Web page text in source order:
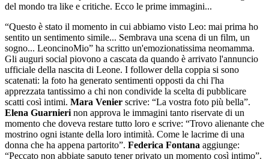
del mondo tra like e critiche. Ecco le prime immagini...
“Questo è stato il momento in cui abbiamo visto Leo: mai prima ho
sentito un sentimento simile... Sembrava una scena di un film, un
sogno... LeoncinoMio” ha scritto un'emozionatissima neomamma.
Gli auguri social piovono a cascata da quando è arrivato l'annuncio
ufficiale della nascita di Leone. I follower della coppia si sono
scatenati: la foto ha generato sentimenti opposti da chi l'ha
apprezzata tantissimo a chi non condivide la scelta di pubblicare
scatti così intimi. Mara Venier scrive: “La vostra foto più bella”.
Elena Guarnieri non approva le immagini tanto riservate di un
momento che doveva restare tutto loro e scrive: “Trovo alienante che
mostrino ogni istante della loro intimità. Come le lacrime di una
donna che ha appena partorito”. Federica Fontana aggiunge:
“Peccato non abbiate saputo tener privato un momento così intimo”.